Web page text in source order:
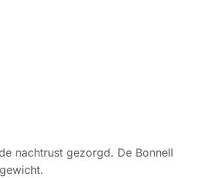
nachtrust gezorgd. De Bonnell